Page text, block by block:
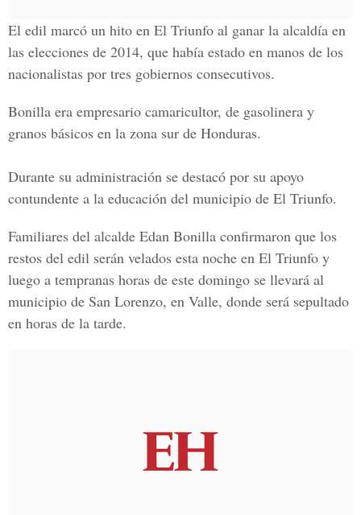
El edil marcó un hito en El Triunfo al ganar la alcaldía en
las elecciones de 2014, que había estado en manos de los
nacionalistas por tres gobiernos consecutivos.
Bonilla era empresario camaricultor, de gasolinera y
granos básicos en la zona sur de Honduras.
Durante su administración se destacó por su apoyo
contundente a la educación del municipio de El Triunfo.
Familiares del alcalde Edan Bonilla confirmaron que los
restos del edil serán velados esta noche en El Triunfo y
luego a tempranas horas de este domingo se llevará al
municipio de San Lorenzo, en Valle, donde será sepultado
en horas de la tarde.